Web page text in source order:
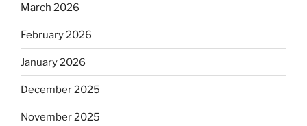
March 2026
February 2026
January 2026
December 2025
November 2025